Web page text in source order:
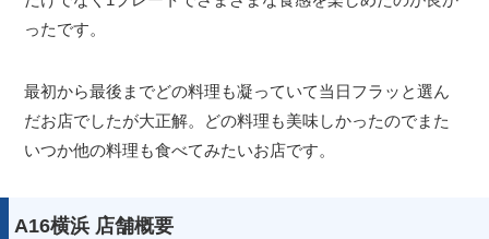
ったです。
最初から最後までどの料理も凝っていて当日フラッと選ん
だお店でしたが大正解。どの料理も美味しかったのでまた
いつか他の料理も食べてみたいお店です。
A16横浜 店舗概要